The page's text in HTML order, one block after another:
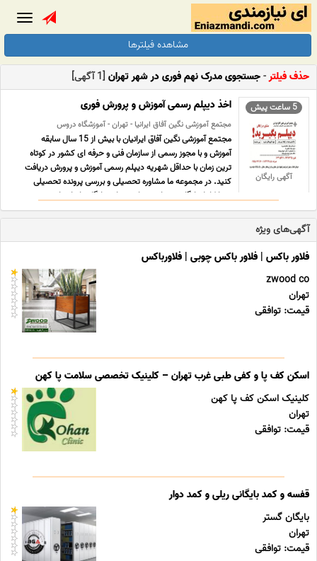
مشاهده فیلترها
حذف فیلتر-جستجوی مدرک نهم فوری در شهر تهران [1 آگهی]
5 ساعت پیش
آگهی رایگان
اخذ دیپلم رسمی آموزش و پرورش فوری
مجتمع آموزشی نگین آفاق ایرانیا - تهران - آموزشگاه دروس
مجتمع آموزشی نگین آفاق ایرانیان با بیش از 15 سال سابقه
آموزش و با مجوز رسمی از سازمان فنی و حرفه ای کشور در کوتاه
ترین زمان با حداقل شهریه دیپلم رسمی آموزش و پرورش دریافت
کنید. در مجموعه ما مشاوره تحصیلی و بررسی پرونده تحصیلی
شما کاملا رایگان می باشد. برای مشاوره رایگان با ما تما ... ...
آگهی‌های ویژه
فلاور باکس | فلاور باکس چوبی | فلاورباکس
zwood co
تهران
قیمت: توافقی
اسکن کف پا و کفی طبی غرب تهران – کلینیک تخصصی سلامت پا کهن
کلینیک اسکن کف پا کهن
تهران
قیمت: توافقی
قفسه و کمد بایگانی ریلی و کمد دوار
بایگان گستر
تهران
قیمت: توافقی